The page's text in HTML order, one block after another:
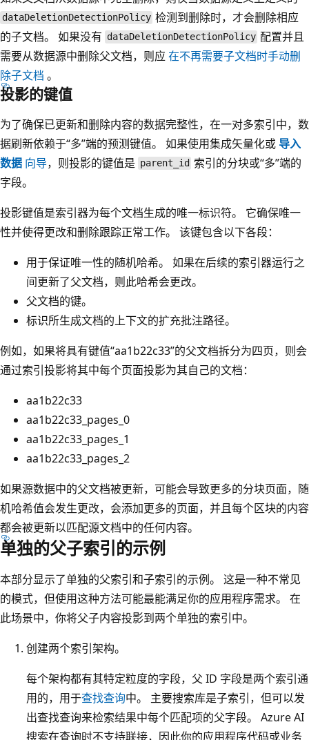
dataDeletionDetectionPolicy 检测到删除时，才会删除相应
的子文档。 如果没有 dataDeletionDetectionPolicy 配置并且
需要从数据源中删除父文档，则应 在不再需要子文档时手动删
除子文档 。
投影的键值
为了确保已更新和删除内容的数据完整性，在一对多索引中，数
据刷新依赖于“多”端的预测键值。 如果使用集成矢量化或 导入
数据 向导，则投影的键值是 parent_id 索引的分块或“多”端的
字段。
投影键值是索引器为每个文档生成的唯一标识符。 它确保唯一
性并使得更改和删除跟踪正常工作。 该键包含以下各段：
用于保证唯一性的随机哈希。 如果在后续的索引器运行之
间更新了父文档，则此哈希会更改。
父文档的键。
标识所生成文档的上下文的扩充批注路径。
例如，如果将具有键值“aa1b22c33”的父文档拆分为四页，则会
通过索引投影将其中每个页面投影为其自己的文档：
aa1b22c33
aa1b22c33_pages_0
aa1b22c33_pages_1
aa1b22c33_pages_2
如果源数据中的父文档被更新，可能会导致更多的分块页面，随
机哈希值会发生更改，会添加更多的页面，并且每个区块的内容
都会被更新以匹配源文档中的任何内容。
单独的父子索引的示例
本部分显示了单独的父索引和子索引的示例。 这是一种不常见
的模式，但使用这种方法可能最能满足你的应用程序需求。 在
此场景中，你将父子内容投影到两个单独的索引中。
创建两个索引架构。
每个架构都有其特定粒度的字段，父 ID 字段是两个索引通
用的，用于查找查询中。 主要搜索库是子索引，但可以发
出查找查询来检索结果中每个匹配项的父字段。 Azure AI
搜索在查询时不支持联接，因此你的应用程序代码或业务